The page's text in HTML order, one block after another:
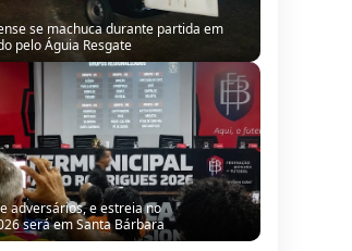
adversários, e estreia no
será em Santa Bárbara
para humanizar a mão de obra
jovem barroquense em evento em